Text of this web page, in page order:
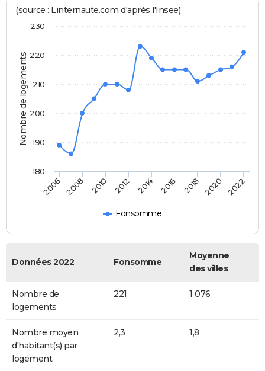
Nombre de logements
(source : Linternaute.com d'après l'Insee)
Fonsomme
2006 2008 2010 2012 2014 2016 2018 2020 2022
180
190
200
210
220
230
Données 2022 Fonsomme
Moyenne
des villes
Nombre de
logements
221 1 076
Nombre moyen
d'habitant(s) par
logement
2,3 1,8